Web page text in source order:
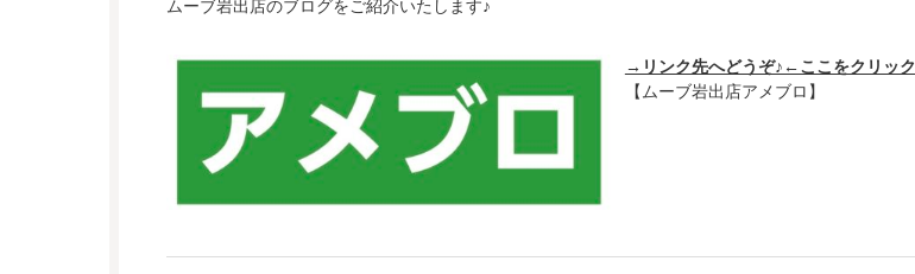
ムーブ岩出店のブログをご紹介いたします♪
→リンク先へどうぞ♪←ここをクリック
【ムーブ岩出店アメブロ】